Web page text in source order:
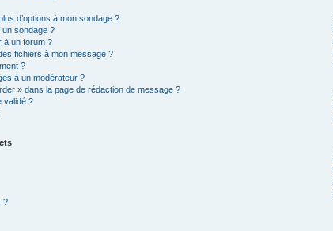
d’options à mon sondage ?
un sondage ?
à un forum ?
fichiers à mon message ?
?
à un modérateur ?
» dans la page de rédaction de message ?
validé ?
?